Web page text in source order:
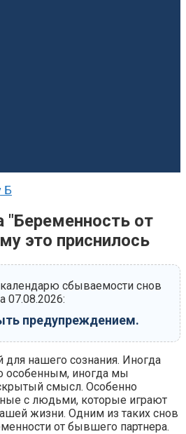
Б
"Беременность от
это приснилось
сбываемости снов
07.08.2026:
предупреждением.
для нашего сознания. Иногда
особенным, иногда мы
смысл. Особенно
с людьми, которые играют
жизни. Одним из таких снов
от бывшего партнера.